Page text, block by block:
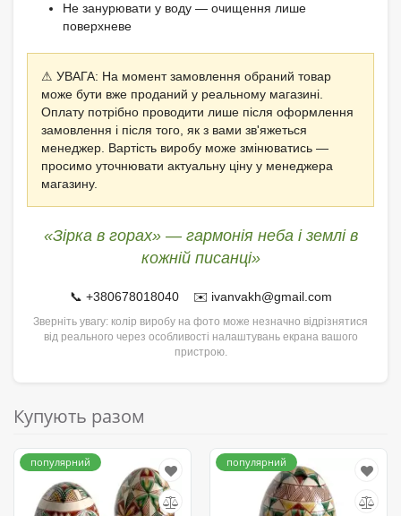
Не занурювати у воду — очищення лише
поверхневе
⚠ УВАГА: На момент замовлення обраний товар
може бути вже проданий у реальному магазині.
Оплату потрібно проводити лише після оформлення
замовлення і після того, як з вами зв'яжеться
менеджер. Вартість виробу може змінюватись —
просимо уточнювати актуальну ціну у менеджера
магазину.
«Зірка в горах» — гармонія неба і землі в
кожній писанці»
📞 +380678018040 ✉️ ivanvakh@gmail.com
Зверніть увагу: колір виробу на фото може незначно відрізнятися
від реального через особливості налаштувань екрана вашого
пристрою.
Купують разом
популярний популярний